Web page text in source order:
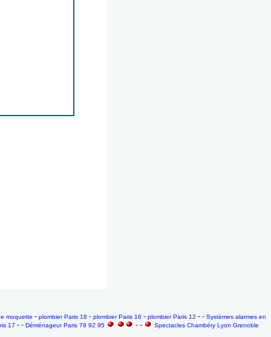
moquette - plombier Paris 18 - plombier Paris 16 - plombier Paris 12 - - Systèmes alarmes en
17 - - Déménageur Paris 78 92 95 - - Spectacles Chambéry Lyon Grenoble